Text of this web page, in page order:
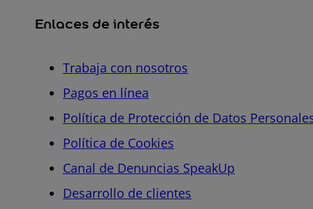
Enlaces de interés
Trabaja con nosotros
Pagos en línea
Política de Protección de Datos
Política de Cookies
Canal de Denuncias SpeakUp
Desarrollo de clientes